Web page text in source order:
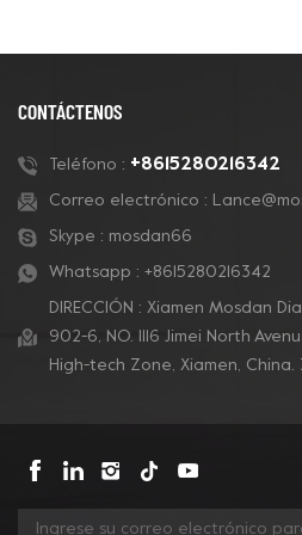
segmentos en forma de
revestimientos ligeros y
de los segmentos.
CONTÁCTENOS
Teléfono : +8615280216342
Correo electrónico :
Skype : mosdan66
Whatsapp : +8615280216342
DIRECCIÓN : Xiamen Mosdan
902-6, NO. 1116 Jimei North
High-tech Zone, Xiamen, China.